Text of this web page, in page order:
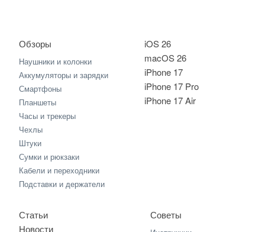
iOS 26
macOS 26
iPhone 17
iPhone 17 Pro
iPhone 17 Air
Обзоры
Наушники и колонки
Аккумуляторы и зарядки
Смартфоны
Планшеты
Часы и трекеры
Чехлы
Штуки
Сумки и рюкзаки
Кабели и переходники
Подставки и держатели
Статьи
Новости
Советы